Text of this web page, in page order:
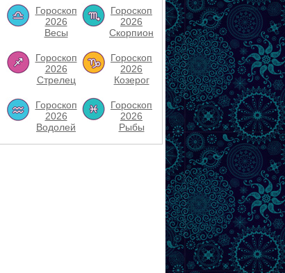
Гороскоп
2026
Весы
Гороскоп
2026
Скорпион
Гороскоп
2026
Стрелец
Гороскоп
2026
Козерог
Гороскоп
2026
Водолей
Гороскоп
2026
Рыбы